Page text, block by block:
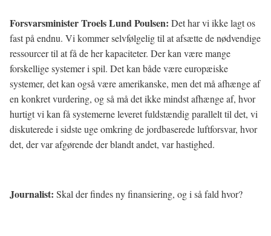
Forsvarsminister Troels Lund Poulsen: Det har vi ikke lagt os
fast på endnu. Vi kommer selvfølgelig til at afsætte de nødvendige
ressourcer til at få de her kapaciteter. Der kan være mange
forskellige systemer i spil. Det kan både være europæiske
systemer, det kan også være amerikanske, men det må afhænge af
en konkret vurdering, og så må det ikke mindst afhænge af, hvor
hurtigt vi kan få systemerne leveret fuldstændig parallelt til det, vi
diskuterede i sidste uge omkring de jordbaserede luftforsvar, hvor
det, der var afgørende der blandt andet, var hastighed.
Journalist: Skal der findes ny finansiering, og i så fald hvor?